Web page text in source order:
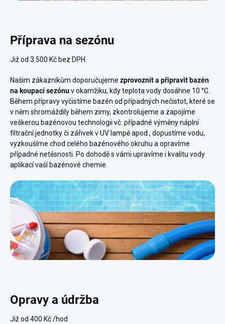
Příprava na sezónu
Již od 3 500 Kč bez DPH
Našim zákazníkům doporučujeme zprovoznit a připravit bazén
na koupací sezónuv okamžiku, kdy teplota vody dosáhne 10 °C.
Během přípravy vyčistíme bazén od případných nečistot, které se
v něm shromáždily během zimy, zkontrolujeme a zapojíme
veškerou bazénovou technologii vč. případné výměny náplní
filtrační jednotky či zářivek v UV lampě apod., dopustíme vodu,
vyzkoušíme chod celého bazénového okruhu a opravíme
případné netěsnosti. Po dohodě s vámi upravíme i kvalitu vody
aplikací vaší bazénové chemie.
Opravy a údržba
Již od 400 Kč /hod